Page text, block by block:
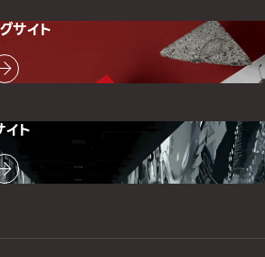
サイト
ト